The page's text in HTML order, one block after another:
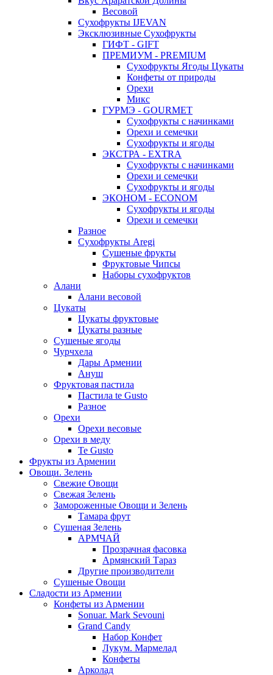
Весовой
Сухофрукты IJEVAN
Эксклюзивные Сухофрукты
ГИФТ - GIFT
ПРЕМИУМ - PREMIUM
Сухофрукты Ягоды Цукаты
Конфеты от природы
Орехи
Микс
ГУРМЭ - GOURMET
Сухофрукты с начинками
Орехи и семечки
Сухофрукты и ягоды
ЭКСТРА - EXTRA
Сухофрукты с начинками
Орехи и семечки
Сухофрукты и ягоды
ЭКОНОМ - ECONOM
Сухофрукты и ягоды
Орехи и семечки
Разное
Сухофрукты Aregi
Сушеные фрукты
Фруктовые Чипсы
Наборы сухофруктов
Алани
Алани весовой
Цукаты
Цукаты фруктовые
Цукаты разные
Сушеные ягоды
Чурчхела
Дары Армении
Ануш
Фруктовая пастила
Пастила te Gusto
Разное
Орехи
Орехи весовые
Орехи в меду
Te Gusto
Фрукты из Армении
Овощи. Зелень
Свежие Овощи
Свежая Зелень
Замороженные Овощи и Зелень
Тамара фрут
Сушеная Зелень
АРМЧАЙ
Прозрачная фасовка
Армянский Тараз
Другие производители
Сушеные Овощи
Сладости из Армении
Конфеты из Армении
Sonuar. Mark Sevouni
Grand Candy
Набор Конфет
Лукум. Мармелад
Конфеты
Арколад